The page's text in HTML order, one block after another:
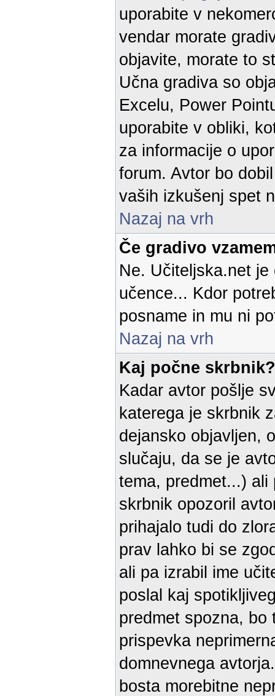
uporabite v
vendar morate
objavite, morate to
Učna gradiva so
Excelu, Power
uporabite v obliki,
za informacije o
forum. Avtor bo
vaših izkušenj spet
Nazaj na vrh
Če gradivo
Ne. Učiteljska.net
učence... Kdor
posname in mu ni
Nazaj na vrh
Kaj počne skrbnik?
Kadar avtor pošlje
katerega je skrbnik
dejansko objavljen,
slučaju, da se je
tema, predmet...)
skrbnik opozoril
prihajalo tudi do
prav lahko bi se
ali pa izrabil ime
poslal kaj
predmet spozna, bo
prispevka
domnevnega
bosta morebitne